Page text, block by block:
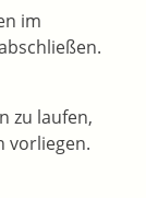
im
zu laufen,
vorliegen.